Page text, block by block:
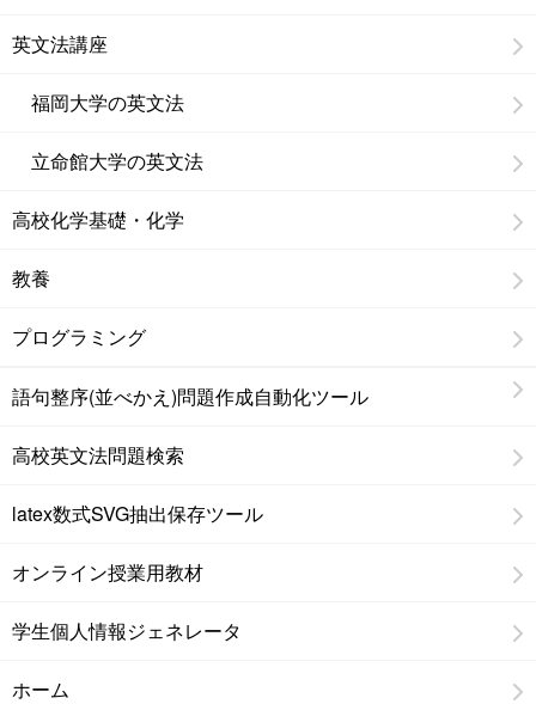
英文法講座
福岡大学の英文法
立命館大学の英文法
高校化学基礎・化学
教養
プログラミング
語句整序(並べかえ)問題作成自動化ツール
高校英文法問題検索
latex数式SVG抽出保存ツール
オンライン授業用教材
学生個人情報ジェネレータ
ホーム